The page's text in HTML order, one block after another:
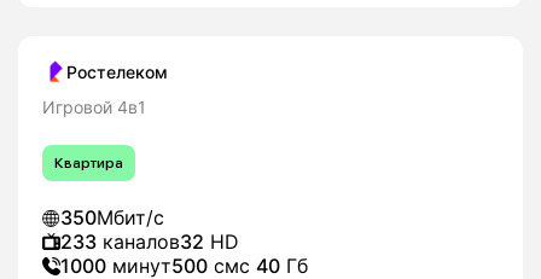
Ростелеком
Игровой 4в1
Квартира
350Мбит/с
233 каналов32 HD
1000 минут500 смс 40 Гб